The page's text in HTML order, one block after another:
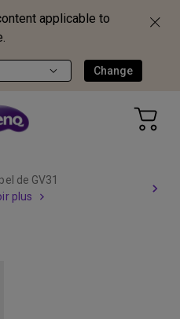
applicable to
Change
de GV31
plus